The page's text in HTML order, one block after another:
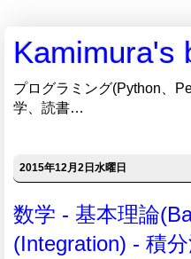
Kamimura's
プログラミング(Python、
学、読書…
2015年12月2日水曜日
数学 - 基本理論
(Integration) - 積